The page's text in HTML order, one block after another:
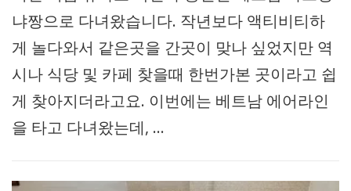
냐짱으로 다녀왔습니다. 작년보다 액티비티하
게 놀다와서 같은곳을 간곳이 맞나 싶었지만 역
시나 식당 및 카페 찾을때 한번가본 곳이라고 쉽
게 찾아지더라고요. 이번에는 베트남 에어라인
을 타고 다녀왔는데, …